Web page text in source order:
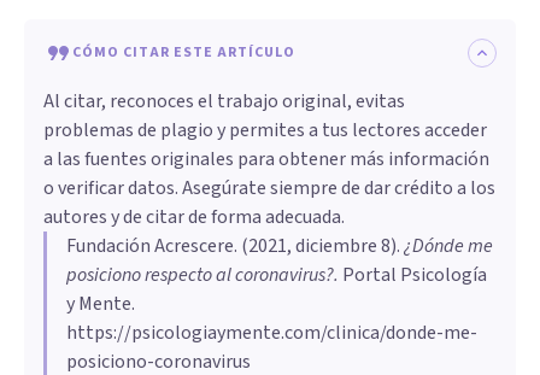
CÓMO CITAR ESTE ARTÍCULO
Al citar, reconoces el trabajo original, evitas
problemas de plagio y permites a tus lectores acceder
a las fuentes originales para obtener más información
o verificar datos. Asegúrate siempre de dar crédito a los
autores y de citar de forma adecuada.
Fundación Acrescere. (2021, diciembre 8).¿Dónde me
posiciono respecto al coronavirus?. Portal Psicología
y Mente.
https://psicologiaymente.com/clinica/donde-me-
posiciono-coronavirus